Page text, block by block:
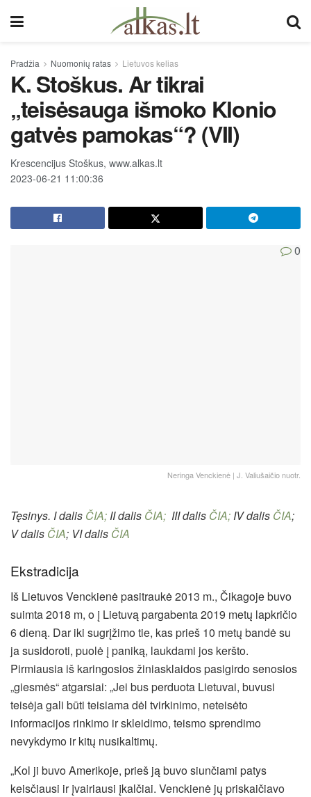
Pradžia Nuomonių ratas Lietuvos kelias
K. Stoškus. Ar tikrai
„teisėsauga išmoko Klonio
gatvės pamokas“? (VII)
Krescencijus Stoškus, www.alkas.lt
2023-06-21 11:00:36
0
Neringa Venckienė | J. Valiušaičio nuotr.
Tęsinys. I dalis ČIA; II dalis ČIA; III dalis ČIA; IV dalis ČIA;
V dalis ČIA; VI dalis ČIA
Ekstradicija
Iš Lietuvos Venckienė pasitraukė 2013 m., Čikagoje buvo
suimta 2018 m, o į Lietuvą pargabenta 2019 metų lapkričio
6 dieną. Dar iki sugrįžimo tie, kas prieš 10 metų bandė su
ja susidoroti, puolė į paniką, laukdami jos keršto.
Pirmiausia iš karingosios žiniasklaidos pasigirdo senosios
„giesmės“ atgarsiai: „Jei bus perduota Lietuvai, buvusi
teisėja gali būti teisiama dėl tvirkinimo, neteisėto
informacijos rinkimo ir skleidimo, teismo sprendimo
nevykdymo ir kitų nusikaltimų.
„Kol ji buvo Amerikoje, prieš ją buvo siunčiami patys
keisčiausi ir įvairiausi įkalčiai. Venckienė jų priskaičiavo